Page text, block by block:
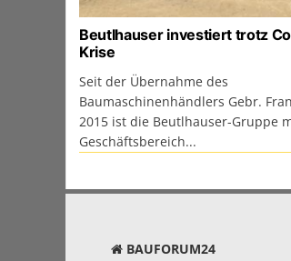
Beutlhauser investiert trotz
Krise
Seit der Übernahme des
Baumaschinenhändlers Gebr.
2015 ist die Beutlhauser-Gruppe
Geschäftsbereich...
BAUFORUM24